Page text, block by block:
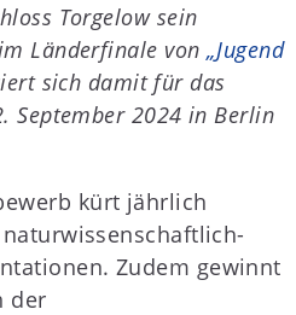
Torgelow sein
Länderfinale von „Jugend
sich damit für das
September 2024 in Berlin
kürt jährlich
Zudem gewinnt
der